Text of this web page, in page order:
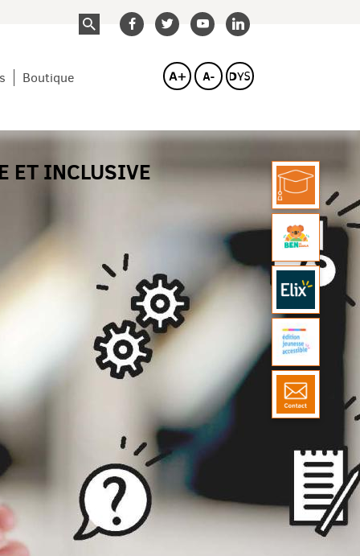
Boutique
comptecomptecomptecompte
ET INCLUSIVE